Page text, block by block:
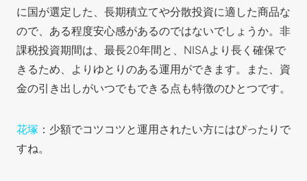
に国が選定した、長期積立てや分散投資に適した商品な
ので、ある程度安心感があるのではないでしょうか。非
課税投資期間は、最長20年間と、NISAより長く確保で
きるため、よりゆとりのある運用ができます。また、資
金の引き出しがいつでもできる点も特徴のひとつです。
花塚 ：少額でコツコツと運用されたい方にはぴったりで
すね。